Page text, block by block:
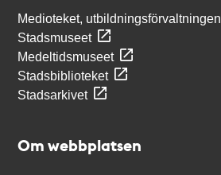
Medioteket, utbildningsförvaltningen
Stadsmuseet
Medeltidsmuseet
Stadsbiblioteket
Stadsarkivet
Om webbplatsen